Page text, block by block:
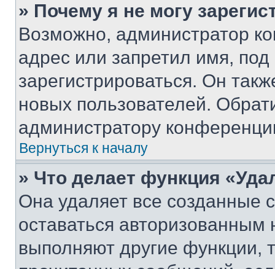
» Почему я не могу
Возможно, администратор
адрес или запретил имя,
зарегистрироваться. Он
новых пользователей.
администратору
Вернуться к началу
» Что делает функция
Она удаляет все созданные
оставаться
выполняют другие функции,